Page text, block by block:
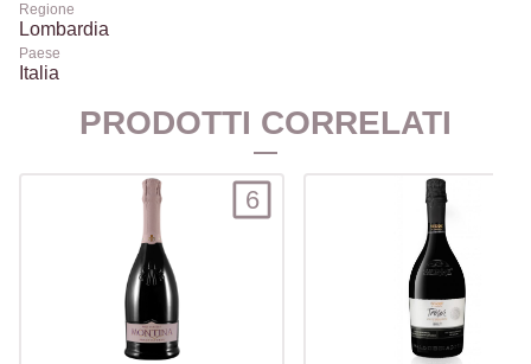
Regione
Lombardia
Paese
Italia
PRODOTTI CORRELATI
6